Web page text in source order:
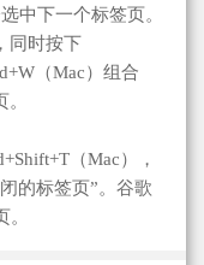
中下一个标签页。
同时按下
（Mac）组合
（Mac），
的标签页”。谷歌